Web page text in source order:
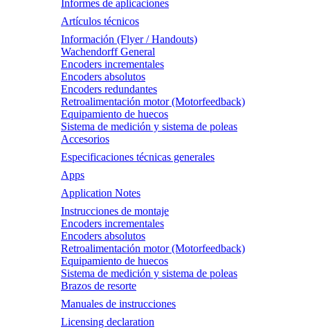
Informes de aplicaciones
Artículos técnicos
Información (Flyer / Handouts)
Wachendorff General
Encoders incrementales
Encoders absolutos
Encoders redundantes
Retroalimentación motor (Motorfeedback)
Equipamiento de huecos
Sistema de medición y sistema de poleas
Accesorios
Especificaciones técnicas generales
Apps
Application Notes
Instrucciones de montaje
Encoders incrementales
Encoders absolutos
Retroalimentación motor (Motorfeedback)
Equipamiento de huecos
Sistema de medición y sistema de poleas
Brazos de resorte
Manuales de instrucciones
Licensing declaration